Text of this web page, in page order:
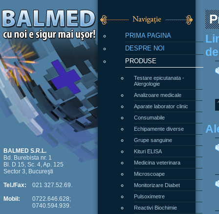
PRIMA PAGINA
DESPRE NOI
PRODUSE
Testare epicutanata -
Alergologie
Analizoare medicale
Aparate laborator clinic
Consumabile
Echipamente diverse
Grupe sanguine
Kituri ELISA
Medicina veterinara
Microscoape
Monitorizare Diabet
Pulsoximetre
Reactivi Biochimie
BALMED S.R.L.
Bd. Burebista nr. 1
Bl. D 15, Sc. 4, Ap. 125
Sector 3, Bucureşti
Tel./Fax:
Mobil:
021 327.52.69.
0722.646.628;
0740.594.939.